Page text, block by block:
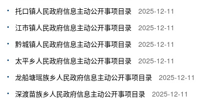
托口镇人民政府信息主动公开事项目录
2025-12-11
江市镇人民政府信息主动公开事项目录
2025-12-11
黔城镇人民政府信息主动公开事项目录
2025-12-11
太平乡人民政府信息主动公开事项目录
2025-12-11
龙船塘瑶族乡人民政府信息主动公开事项目录
2025-12-11
深渡苗族乡人民政府信息主动公开事项目录
2025-12-11